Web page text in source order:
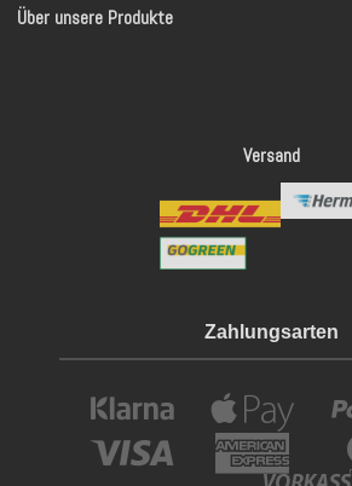
Über unsere Produkte
Versand
Zahlungsarten